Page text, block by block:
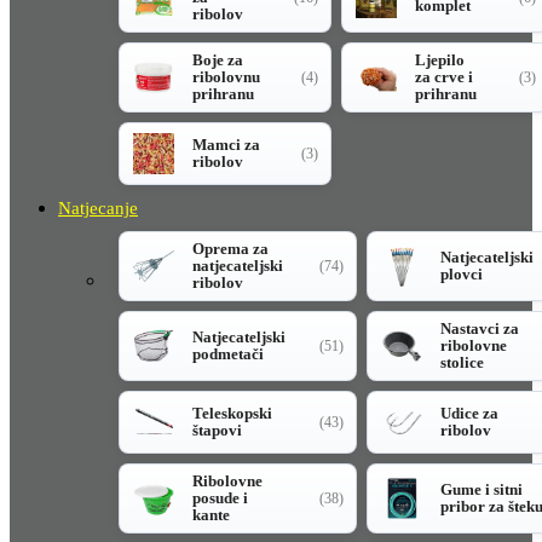
ribolov
komplet
Boje za
ribolovnu
prihranu
(4)
Ljepilo
za crve i
prihranu
(3)
Mamci za
ribolov
(3)
Natjecanje
Oprema za
natjecateljski
ribolov
(74)
Natjecateljski
plovci
Natjecateljski
podmetači
(51)
Nastavci za
ribolovne
stolice
Teleskopski
štapovi
(43)
Udice za
ribolov
Ribolovne
posude i
kante
(38)
Gume i sitni
pribor za šteku